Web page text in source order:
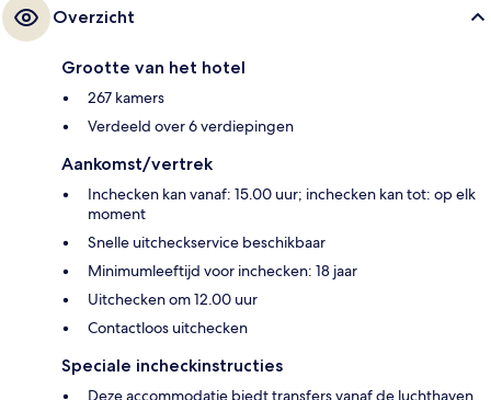
Overzicht
Grootte van het hotel
267 kamers
Verdeeld over 6 verdiepingen
Aankomst/vertrek
Inchecken kan vanaf: 15.00 uur; inchecken kan tot: op elk
moment
Snelle uitcheckservice beschikbaar
Minimumleeftijd voor inchecken: 18 jaar
Uitchecken om 12.00 uur
Contactloos uitchecken
Speciale incheckinstructies
Deze accommodatie biedt transfers vanaf de luchthaven